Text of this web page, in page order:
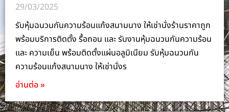
29/03/2025
รับหุ้มฉนวนกันความร้อนแก้งสนามนาง ให้เช่านั่งร้านราคาถูก
พร้อมบริการติดตั้ง รื้อถอน และ รับงานหุ้มฉนวนกันความร้อน
และ ความเย็น พร้อมติดตั้งแผ่นอลูมิเนียม รับหุ้มฉนวนกัน
ความร้อนแก้งสนามนาง ให้เช่านั่งร
อ่านต่อ »